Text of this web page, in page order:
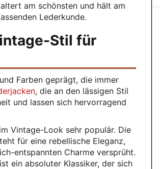
am schönsten und hält am
Lederkunde.
Stil für
Farben geprägt, die immer
, die an den lässigen Stil
und lassen sich hervorragend
Vintage-Look sehr populär. Die
für eine rebellische Eleganz,
entspannten Charme versprüht.
ein absoluter Klassiker, der sich